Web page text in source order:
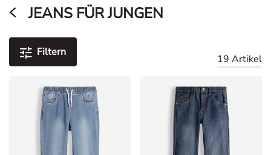
JEANS FÜR JUNGEN
Filtern
19 Artikel